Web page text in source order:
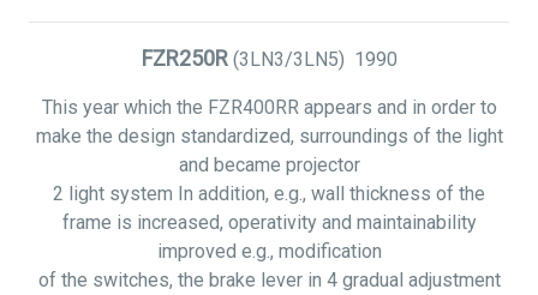
FZR250R (3LN3/3LN5) 1990
This year which the FZR400RR appears and in order to
make the design standardized, surroundings of the light
and became projector
2 light system In addition, e.g., wall thickness of the
frame is increased, operativity and maintainability
improved e.g., modification
of the switches, the brake lever in 4 gradual adjustment